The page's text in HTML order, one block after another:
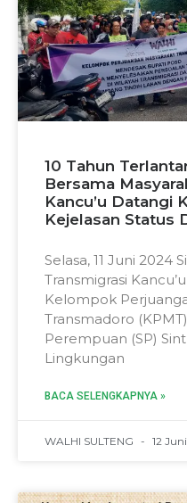
10 Tahun
Bersama
Kancu’u Datangi
Kejelasan Status
Selasa, 11 Juni 2024
Transmigrasi
Kelompok
Transmadoro
Perempuan (SP)
Lingkungan
BACA SELENGKAPNYA »
WALHI SULTENG 12